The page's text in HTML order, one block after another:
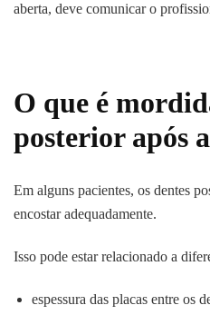
aberta, deve comunicar o
O que é
posterior após
Em alguns pacientes, os dentes
encostar adequadamente.
Isso pode estar relacionado a
espessura das placas entre os